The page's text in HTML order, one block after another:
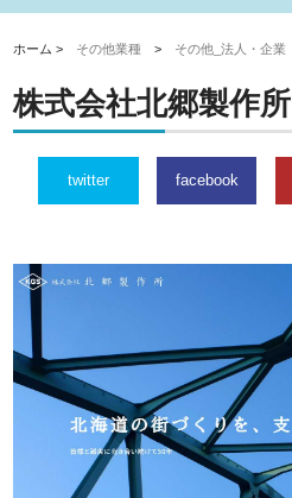
ホーム > その他業種 > その他_法人・企業
株式会社北郷製作所
twitter facebook